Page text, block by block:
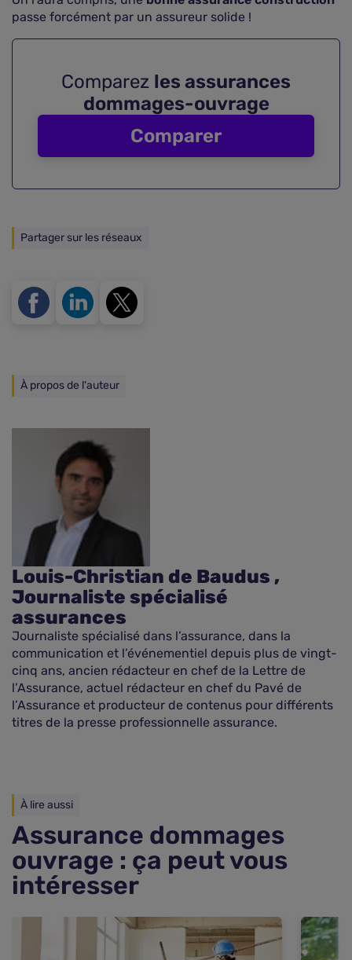
passe forcément par un assureur solide !
Comparez les assurances
dommages-ouvrage
Comparer
Partager sur les réseaux
À propos de l'auteur
Louis-Christian de Baudus ,
Journaliste spécialisé
assurances
Journaliste spécialisé dans l’assurance, dans la
communication et l’événementiel depuis plus de vingt-
cinq ans, ancien rédacteur en chef de la Lettre de
l’Assurance, actuel rédacteur en chef du Pavé de
l’Assurance et producteur de contenus pour différents
titres de la presse professionnelle assurance.
À lire aussi
Assurance dommages
ouvrage : ça peut vous
intéresser